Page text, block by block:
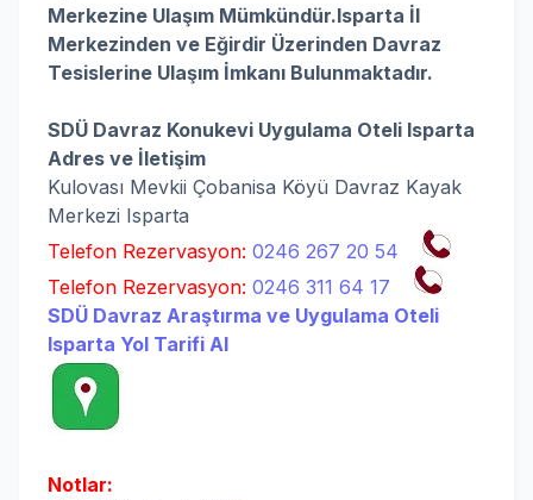
Merkezine Ulaşım Mümkündür.Isparta İl
Merkezinden ve Eğirdir Üzerinden Davraz
Tesislerine Ulaşım İmkanı Bulunmaktadır.
SDÜ Davraz Konukevi Uygulama Oteli Isparta
Adres ve İletişim
Kulovası Mevkii Çobanisa Köyü Davraz Kayak
Merkezi Isparta
Telefon Rezervasyon: 0246 267 20 54
Telefon Rezervasyon: 0246 311 64 17
SDÜ Davraz Araştırma ve Uygulama Oteli
Isparta Yol Tarifi Al
Notlar: